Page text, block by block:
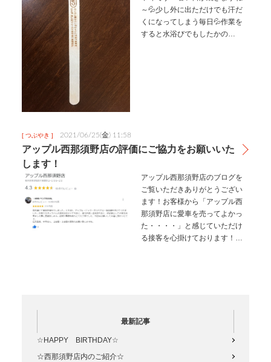
～💦少し外に出ただけでも汗だ
くになってしまう毎日💦作業を
すると水浴びでもしたかの
[ つぶやき ] 2021/06/25(金) 11:58
アップル西那須野店の評価にご協力をお願いいた
します！
アップル西那須野店のブログを
ご覧いただきありがとうござい
ます！お客様から「アップル西
那須野店に愛車を売ってよかっ
た・・・・」と感じていただけ
る接客を心掛けております！ぜ
最新記事
☆HAPPY BIRTHDAY☆
☆西那須野店内のご紹介☆